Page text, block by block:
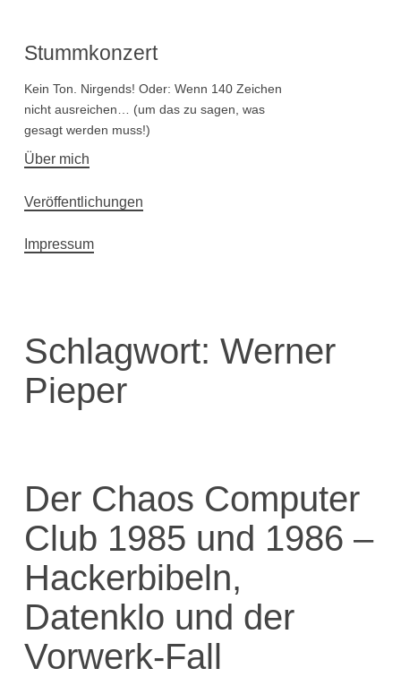
Stummkonzert
Kein Ton. Nirgends! Oder: Wenn 140 Zeichen
nicht ausreichen… (um das zu sagen, was
gesagt werden muss!)
Hauptnavigation
Über mich
Veröffentlichungen
Impressum
Schlagwort: Werner
Pieper
Der Chaos Computer
Club 1985 und 1986 –
Hackerbibeln,
Datenklo und der
Vorwerk-Fall